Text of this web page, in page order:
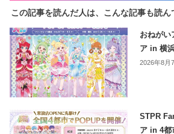
この記事を読んだ人は、こんな記事も読ん
おねがい
ア in 横
2026年8月
STPR
ア in 4都